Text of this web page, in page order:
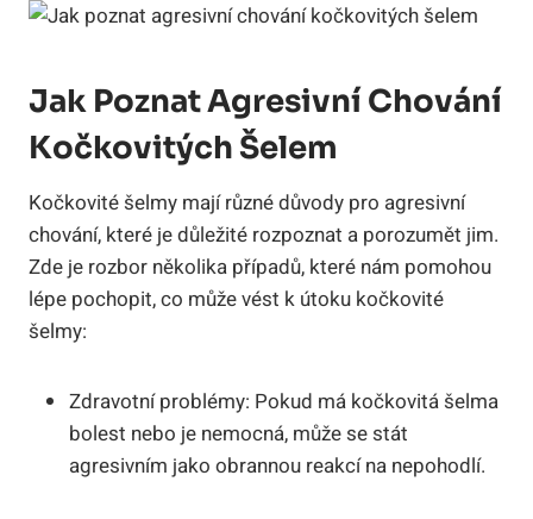
Jak Poznat Agresivní Chování
Kočkovitých Šelem
Kočkovité šelmy mají různé důvody pro agresivní
chování, které je důležité rozpoznat a porozumět jim.
Zde je rozbor několika případů, které nám pomohou
lépe pochopit, co může vést k útoku kočkovité
šelmy:
Zdravotní problémy: Pokud má kočkovitá šelma
bolest nebo je nemocná, může se stát
agresivním jako obrannou reakcí na nepohodlí.